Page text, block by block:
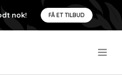
nok! FÅ ET TILBUD